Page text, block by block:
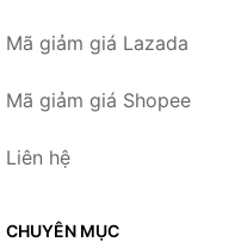
Mã giảm giá Lazada
Mã giảm giá Shopee
Liên hệ
CHUYÊN MỤC